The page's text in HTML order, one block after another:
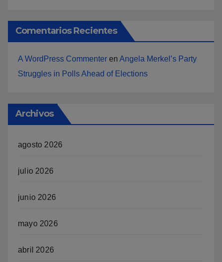
Comentarios Recientes
A WordPress Commenter en Angela Merkel’s Party
Struggles in Polls Ahead of Elections
Archivos
agosto 2026
julio 2026
junio 2026
mayo 2026
abril 2026